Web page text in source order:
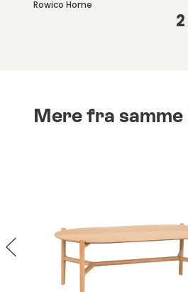
Rowico Home
Mere fra